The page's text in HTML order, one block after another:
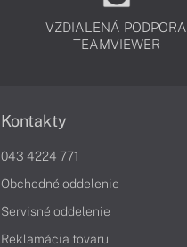
VZDIALENÁ PODPORA
TEAMVIEWER
Kontakty
043 4224 771
Obchodné oddelenie
Servisné oddelenie
Reklamácia tovaru